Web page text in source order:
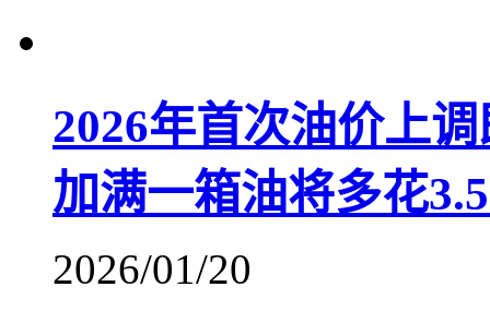
2026年首次油价上
加满一箱油将多花
2026/01/20